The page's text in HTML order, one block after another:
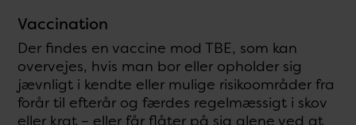
Vaccination
Der findes en vaccine mod TBE, som kan
overvejes, hvis man bor eller opholder sig
jævnligt i kendte eller mulige risikoområder fra
forår til efterår og færdes regelmæssigt i skov